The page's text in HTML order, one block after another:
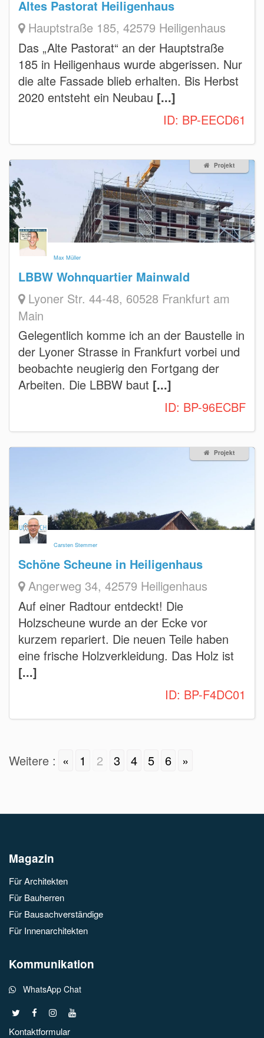
Altes Pastorat Heiligenhaus
Hauptstraße 185, 42579 Heiligenhaus
Das „Alte Pastorat“ an der Hauptstraße
185 in Heiligenhaus wurde abgerissen. Nur
die alte Fassade blieb erhalten. Bis Herbst
2020 entsteht ein Neubau [...]
ID: BP-EECD61
Projekt
Max Müller
LBBW Wohnquartier Mainwald
Lyoner Str. 44-48, 60528 Frankfurt am
Main
Gelegentlich komme ich an der Baustelle in
der Lyoner Strasse in Frankfurt vorbei und
beobachte neugierig den Fortgang der
Arbeiten. Die LBBW baut [...]
ID: BP-96ECBF
Projekt
Carsten Stemmer
Schöne Scheune in Heiligenhaus
Angerweg 34, 42579 Heiligenhaus
Auf einer Radtour entdeckt! Die
Holzscheune wurde an der Ecke vor
kurzem repariert. Die neuen Teile haben
eine frische Holzverkleidung. Das Holz ist
[...]
ID: BP-F4DC01
Weitere : « 1 2 3 4 5 6 »
Magazin
Für Architekten
Für Bauherren
Für Bausachverständige
Für Innenarchitekten
Kommunikation
WhatsApp Chat
Kontaktformular